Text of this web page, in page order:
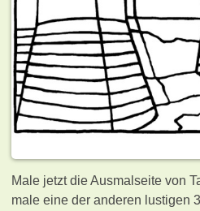
Male jetzt die Ausmalseite von
male eine der anderen lustigen